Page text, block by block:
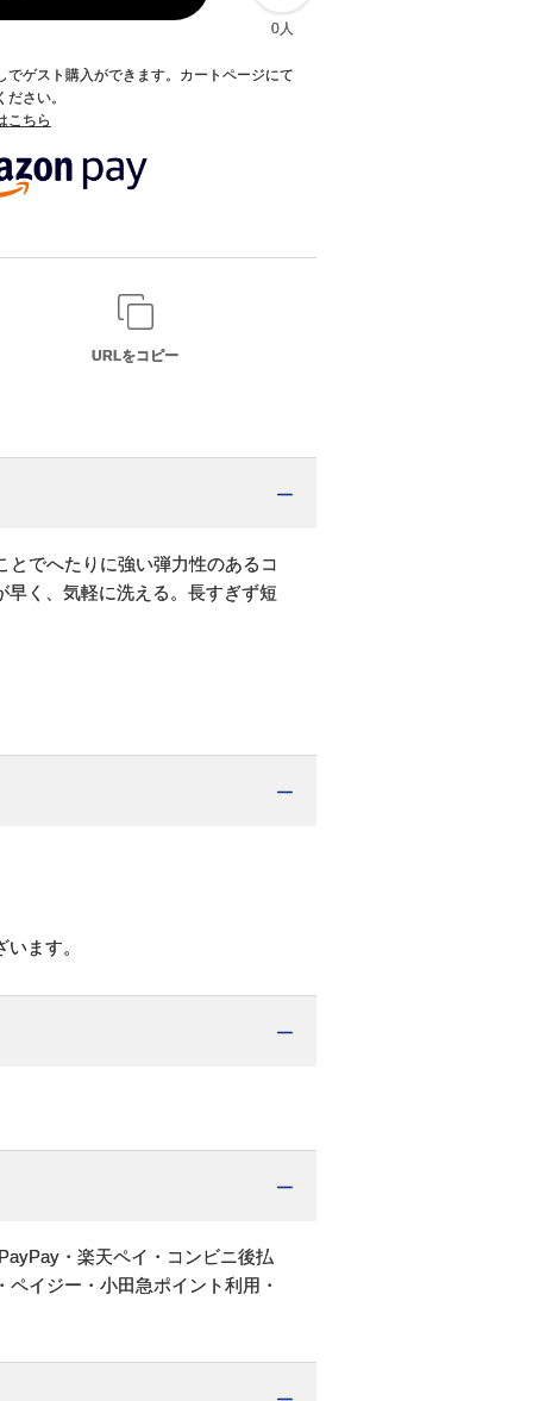
0人
ゲスト購入ができます。カートページにて
さい。
こちら
URLをコピー
でへたりに強い弾力性のあるコ
く、気軽に洗える。長すぎず短
ます。
・楽天ペイ・コンビニ後払
イジー・小田急ポイント利用・